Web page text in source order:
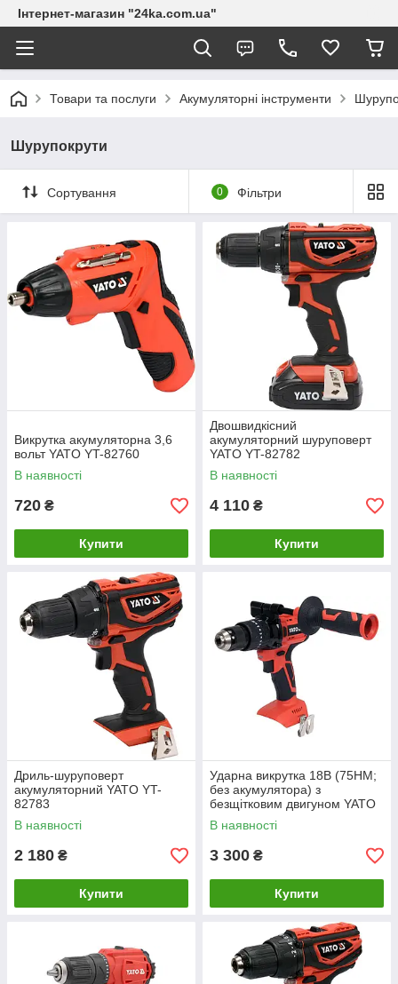
Інтернет-магазин "24ka.com.ua"
Товари та послуги Акумуляторні інструменти
Шурупокрути
Сортування 0 Фільтри
Викрутка акумуляторна 3,6
вольт YATO YT-82760
В наявності
720 ₴
Купити
Двошвидкісний
акумуляторний шуруповерт
YATO YT-82782
В наявності
4 110 ₴
Купити
Дриль-шуруповерт
акумуляторний YATO YT-
82783
В наявності
2 180 ₴
Купити
Ударна викрутка 18В (75НМ;
без акумулятора) з
безщітковим двигуном YATO
YT-82792
В наявності
3 300 ₴
Купити